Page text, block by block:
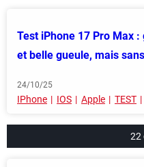
Test iPhone 17 Pro Max
et belle gueule, mais
24/10/25
IPhone IOS Apple TEST
22